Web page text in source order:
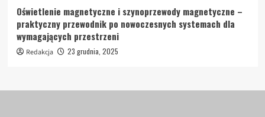
Oświetlenie magnetyczne i szynoprzewody magnetyczne –
praktyczny przewodnik po nowoczesnych systemach dla
wymagających przestrzeni
Redakcja 23 grudnia, 2025